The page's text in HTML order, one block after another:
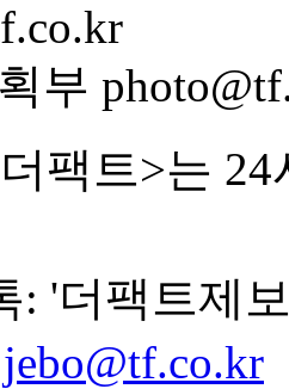
부
팩트>는
: '더팩트제
jebo@tf.co.kr